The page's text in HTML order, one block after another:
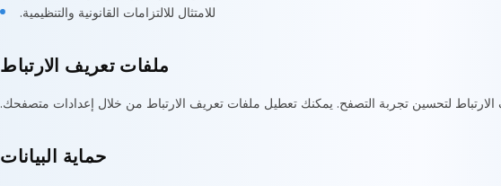
للامتثال للالتزامات القانونية والتنظيمية.
ملفات تعريف الارتباط
الارتباط لتحسين تجربة التصفح. يمكنك تعطيل ملفات تعريف الارتباط من خلال إعدادات متصفحك.
حماية البيانات